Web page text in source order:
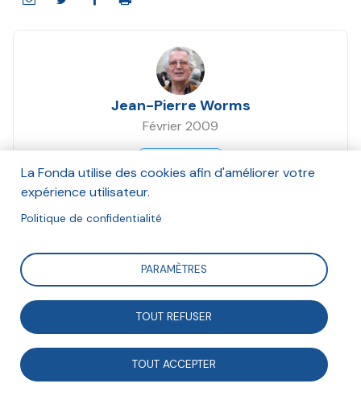
Jean-Pierre Worms
Février 2009
Suivre
conseil d'administration de la Fonda sur les
opportunités et menaces de la crise sur notre modèle
de société.
La Fonda utilise des cookies afin d'améliorer votre
expérience utilisateur.
Politique de confidentialité
PARAMÈTRES
TOUT REFUSER
TOUT ACCEPTER